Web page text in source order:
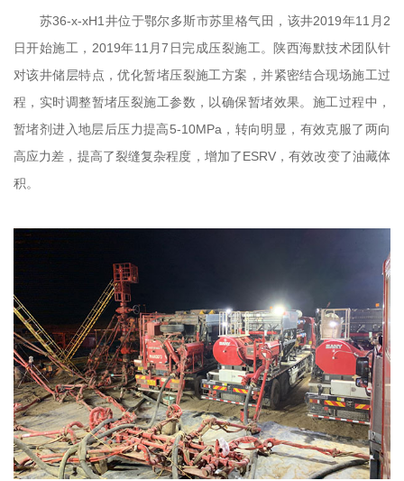
苏36-x-xH1井位于鄂尔多斯市苏里格气田，该井2019年11月2
日开始施工，2019年11月7日完成压裂施工。陕西海默技术团队针
对该井储层特点，优化暂堵压裂施工方案，并紧密结合现场施工过
程，实时调整暂堵压裂施工参数，以确保暂堵效果。施工过程中，
暂堵剂进入地层后压力提高5-10MPa，转向明显，有效克服了两向
高应力差，提高了裂缝复杂程度，增加了ESRV，有效改变了油藏体
积。